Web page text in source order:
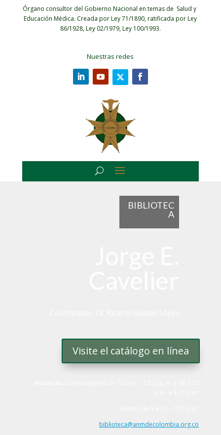
Órgano consultor del Gobierno Nacional en temas de Salud y
Educación Médica. Creada por Ley 71/1890, ratificada por Ley
86/1928, Ley 02/1979, Ley 100/1993.
Nuestras redes
BIBLIOTEC
A
Visite el catálogo en línea
biblioteca@anmdecolombia.org.co